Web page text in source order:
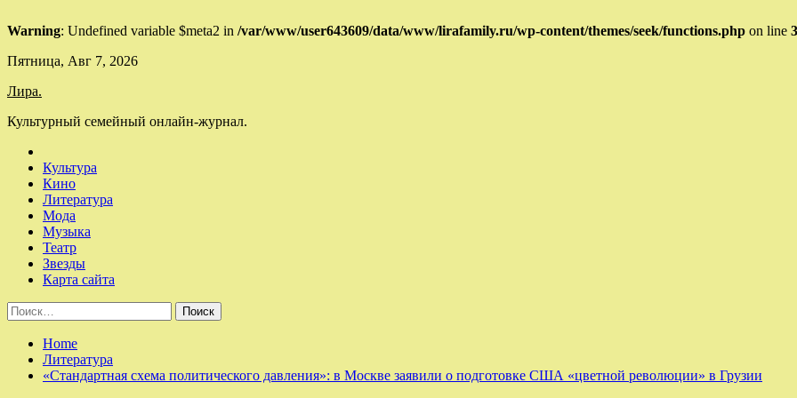
Warning: Undefined variable $meta2 in /var/www/user643609/data/www/lirafamily.ru/wp-content/themes/seek/functions.php on line
Skip
content
Пятница, Авг 7, 2026
Лира.
Культурный семейный онлайн-журнал.
Культура
Кино
Литература
Мода
Музыка
Театр
Звезды
Карта сайта
Найти:
Home
Литература
«Стандартная схема политического давления»: в Москве заявили о подготовке США «цветной революции» в Грузии